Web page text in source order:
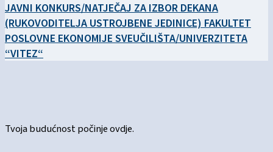
JAVNI KONKURS/NATJEČAJ ZA IZBOR DEKANA
(RUKOVODITELJA USTROJBENE JEDINICE) FAKULTET
POSLOVNE EKONOMIJE SVEUČILIŠTA/UNIVERZITETA
“VITEZ“
Tvoja budućnost počinje ovdje.